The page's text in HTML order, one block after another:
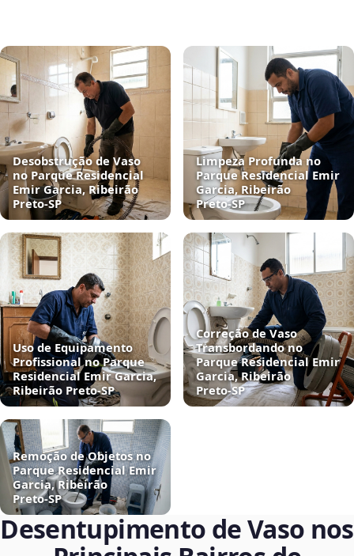
Desobstrução de Vaso
no Parque Residencial
Emir Garcia, Ribeirão
Preto‑SP
Limpeza Profunda no
Parque Residencial Emir
Garcia, Ribeirão
Preto‑SP
Uso de Equipamento
Profissional no Parque
Residencial Emir Garcia,
Ribeirão Preto‑SP
Correção de Vaso
Transbordando no
Parque Residencial Emir
Garcia, Ribeirão
Preto‑SP
Remoção de Objetos no
Parque Residencial Emir
Garcia, Ribeirão
Preto‑SP
Desentupimento de Vaso nos